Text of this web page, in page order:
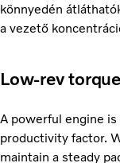
könnyedén
a vezető
Low-rev
A powerful engine is
productivity factor.
maintain a steady